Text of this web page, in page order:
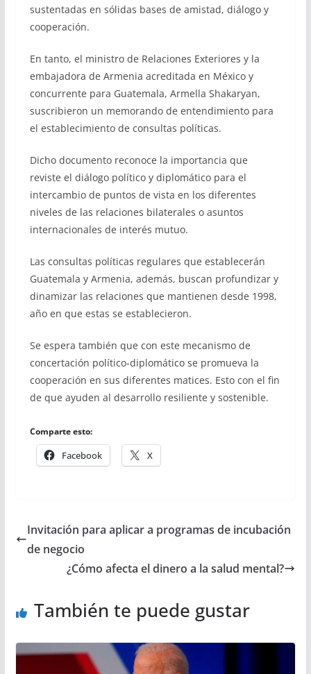
sustentadas en sólidas bases de amistad, diálogo y
cooperación.
En tanto, el ministro de Relaciones Exteriores y la
embajadora de Armenia acreditada en México y
concurrente para Guatemala, Armella Shakaryan,
suscribieron un memorando de entendimiento para
el establecimiento de consultas políticas.
Dicho documento reconoce la importancia que
reviste el diálogo político y diplomático para el
intercambio de puntos de vista en los diferentes
niveles de las relaciones bilaterales o asuntos
internacionales de interés mutuo.
Las consultas políticas regulares que establecerán
Guatemala y Armenia, además, buscan profundizar y
dinamizar las relaciones que mantienen desde 1998,
año en que estas se establecieron.
Se espera también que con este mecanismo de
concertación político-diplomático se promueva la
cooperación en sus diferentes matices. Esto con el fin
de que ayuden al desarrollo resiliente y sostenible.
Comparte esto:
Facebook X
Invitación para aplicar a programas de incubación
de negocio
¿Cómo afecta el dinero a la salud mental?
También te puede gustar